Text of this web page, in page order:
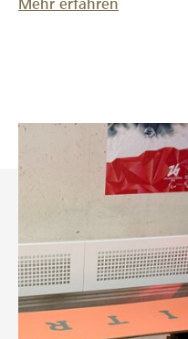
Mehr erfahren